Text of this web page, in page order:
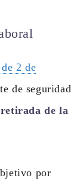
2 de
de seguridad
retirada de la
por